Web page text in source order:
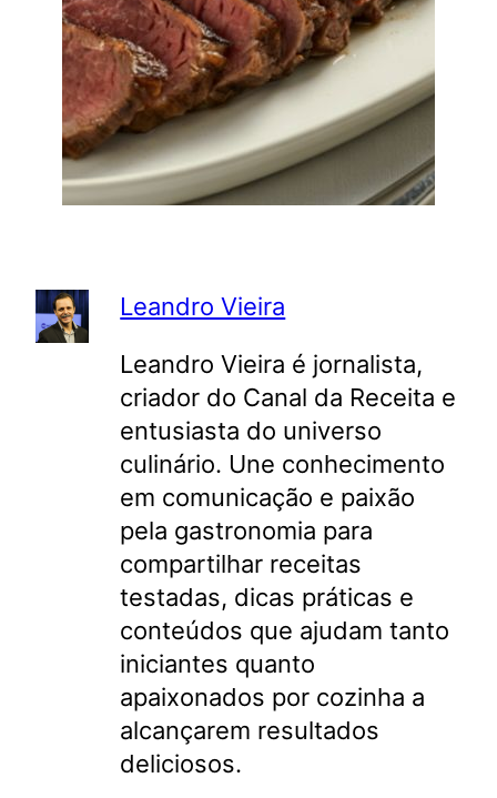
Leandro Vieira
Leandro Vieira é jornalista,
criador do Canal da Receita e
entusiasta do universo
culinário. Une conhecimento
em comunicação e paixão
pela gastronomia para
compartilhar receitas
testadas, dicas práticas e
conteúdos que ajudam tanto
iniciantes quanto
apaixonados por cozinha a
alcançarem resultados
deliciosos.